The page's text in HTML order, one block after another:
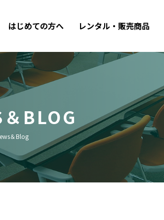
はじめての方へ レンタル・販売商品
BLOG
＆Blog